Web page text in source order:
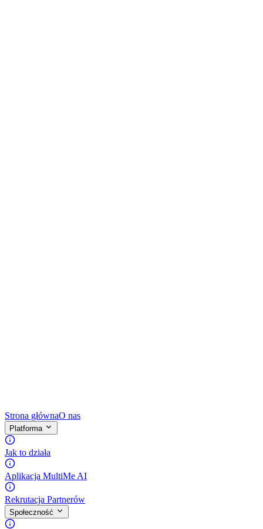
Strona głównaO nas
Platforma
Jak to działa
Aplikacja MultiMe AI
Rekrutacja Partnerów
Społeczność